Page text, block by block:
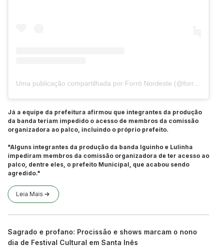
Já a equipe da prefeitura afirmou que integrantes da produção
da banda teriam impedido o acesso de membros da comissão
organizadora ao palco, incluindo o próprio prefeito.
"Alguns integrantes da produção da banda Iguinho e Lulinha
impediram membros da comissão organizadora de ter acesso ao
palco, dentre eles, o prefeito Municipal, que acabou sendo
agredido."
Leia Mais
Sagrado e profano: Procissão e shows marcam o nono
dia de Festival Cultural em Santa Inês